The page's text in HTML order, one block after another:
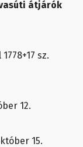
átjárók
sz.
12.
15.